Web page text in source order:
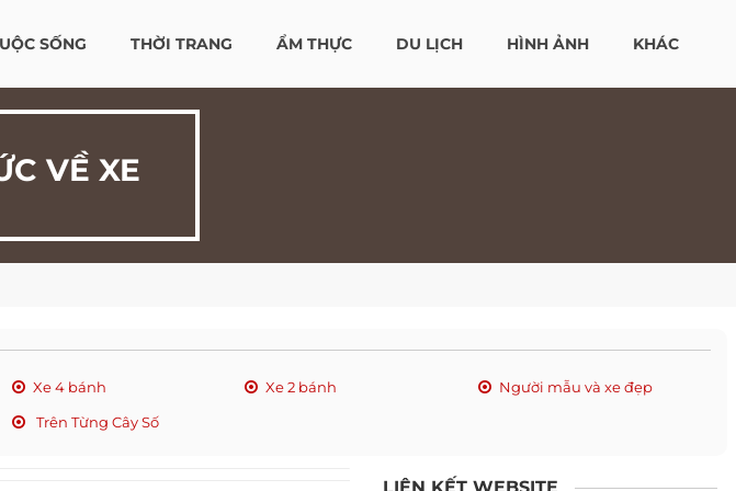
SỐNG THỜI TRANG ẨM THỰC DU LỊCH HÌNH ẢNH KHÁC
VỀ XE
Xe 4 bánh Xe 2 bánh
Người mẫu và xe đẹp
Trên Từng Cây Số